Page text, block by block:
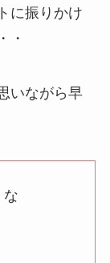
に振りかけ
・
いながら早
な